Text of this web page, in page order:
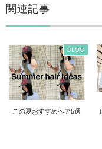
関連記事
BLOG
この夏おすすめヘア5選